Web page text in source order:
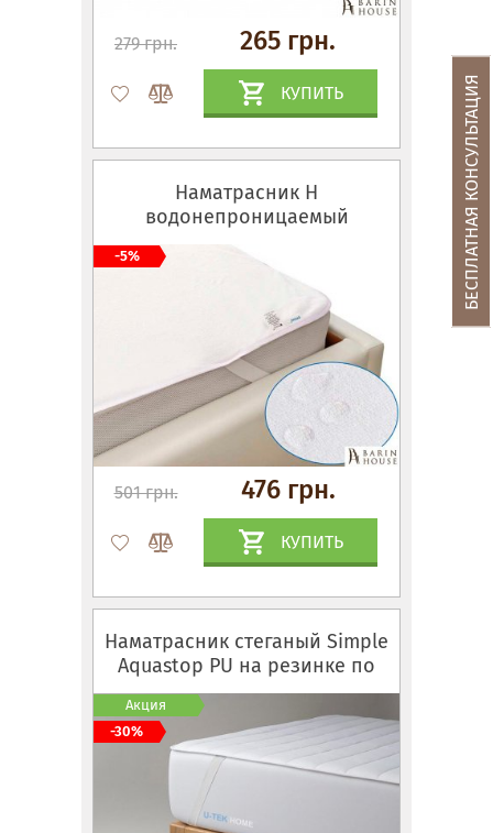
279 грн. 265 грн.
КУПИТЬ
Наматрасник Н
водонепроницаемый
501 грн. 476 грн.
КУПИТЬ
-5%
Наматрасник стеганый Simple
Aquastop PU на резинке по
углам
Акция
-30%
БЕСПЛАТНАЯ КОНСУЛЬТАЦИЯ